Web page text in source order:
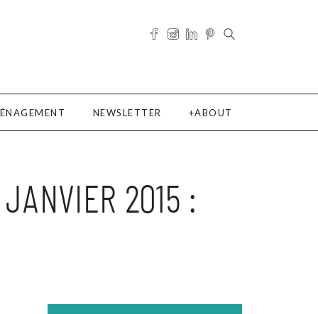
NEWSLETTER ABOUT
2015 :